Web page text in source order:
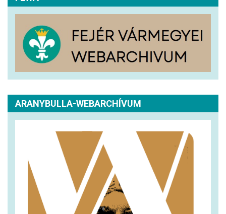
ARANYBULLA-WEBARCHÍVUM